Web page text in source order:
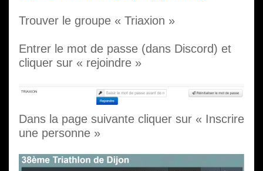
Trouver le groupe « Triaxion »
Entrer le mot de passe (dans Discord) et
cliquer sur « rejoindre »
Dans la page suivante cliquer sur « Inscrire
une personne »